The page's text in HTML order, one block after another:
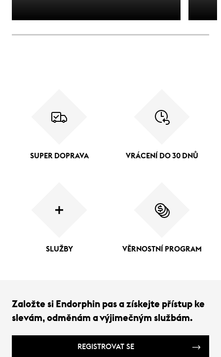
SUPER DOPRAVA VRÁCENÍ DO 30 DNŮ
SLUŽBY VĚRNOSTNÍ PROGRAM
Založte si Endorphin pas a získejte přístup ke
slevám, odměnám a výjimečným službám.
REGISTROVAT SE